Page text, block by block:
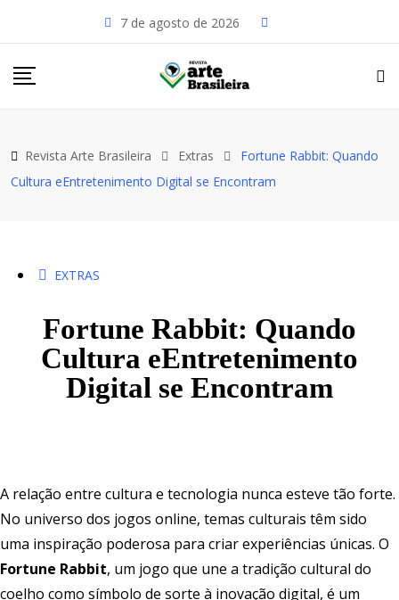
7 de agosto de 2026
Revista Arte Brasileira Extras
Fortune Rabbit: Quando
Cultura eEntretenimento Digital se Encontram
EXTRAS
Fortune Rabbit: Quando
Cultura eEntretenimento
Digital se Encontram
A relação entre cultura e tecnologia nunca esteve tão forte.
No universo dos jogos online, temas culturais têm sido
uma inspiração poderosa para criar experiências únicas. O
Fortune Rabbit, um jogo que une a tradição cultural do
coelho como símbolo de sorte à inovação digital, é um